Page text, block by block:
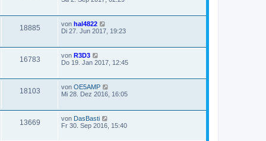
18885 von hal4822
Di 27. Jun 2017, 19:23
16783 von R3D3
Do 19. Jan 2017, 12:45
18103 von OE5AMP
Mi 28. Dez 2016, 16:05
13669 von DasBasti
Fr 30. Sep 2016, 15:40